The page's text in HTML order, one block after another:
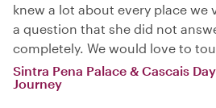
knew a lot about every place we
a question that she did not
completely. We would love to
Sintra Pena Palace & Cascais
Journey